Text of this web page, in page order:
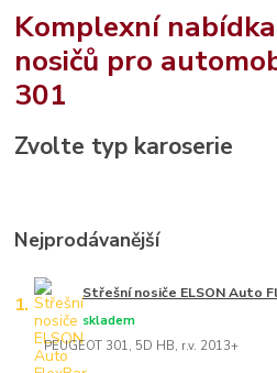
Komplexní
nosičů pro
301
Zvolte typ karoserie
Nejprodávanější
1. Střešní nosiče ELSON Auto
PEUGEOT 301, 5D HB, r.v. 2013+
skladem